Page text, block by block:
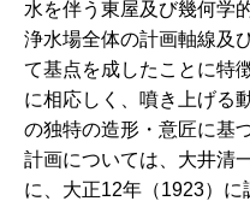
水を伴う東屋及び幾何学
浄水場全体の計画軸線及
て基点を成したことに特
に相応しく、噴き上げる
の独特の造形・意匠に基
計画については、大井清
に、大正12年（1923）